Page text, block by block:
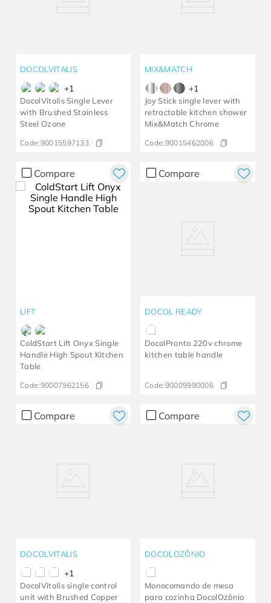
DOCOLVITALIS
+1
DocolVitalis Single Lever
with Brushed Stainless
Steel Ozone
Code:90015597133
MIX&MATCH
+1
Joy Stick single lever with
retractable kitchen shower
Mix&Match Chrome
Code:90015462006
Compare
LIFT
ColdStart Lift Onyx Single
Handle High Spout Kitchen
Table
Code:90007962156
Compare
DOCOL READY
DocolPronto 220v chrome
kitchen table handle
Code:90009990006
Compare
DOCOLVITALIS
+1
DocolVitalis single control
unit with Brushed Copper
Compare
DOCOLOZÔNIO
Monocomando de mesa
para cozinha DocolOzônio